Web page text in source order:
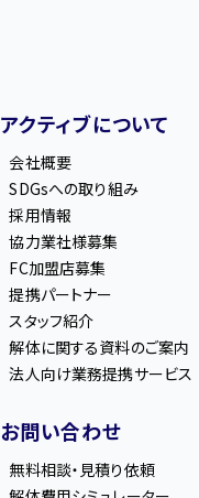
アクティブについて
会社概要
SDGsへの取り組み
採用情報
協力業社様募集
FC加盟店募集
提携パートナー
スタッフ紹介
解体に関する資料のご案内
法人向け業務提携サービス
お問い合わせ
無料相談・見積り依頼